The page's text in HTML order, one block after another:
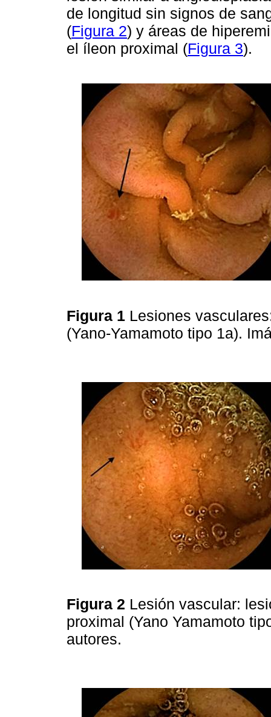
de longitud sin signos de
(Figura 2) y áreas de
el íleon proximal (Figura 3).
Figura 1 Lesiones
(Yano-Yamamoto tipo 1a).
Figura 2 Lesión vascular:
proximal (Yano Yamamoto
autores.